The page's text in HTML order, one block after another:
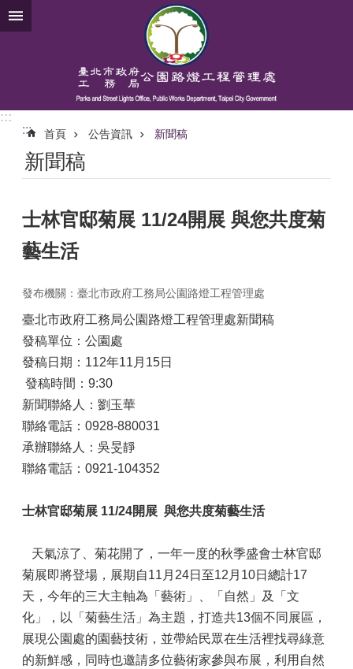
跳到主要內容區塊
:::
:::
首頁 公告資訊 新聞稿
新聞稿
士林官邸菊展 11/24開展 與您共度菊
藝生活
發布機關：臺北市政府工務局公園路燈工程管理處
臺北市政府工務局公園路燈工程管理處新聞稿
發稿單位：公園處
發稿日期：112年11月15日
發稿時間：9:30
新聞聯絡人：劉玉華
聯絡電話：0928-880031
承辦聯絡人：吳旻靜
聯絡電話：0921-104352
士林官邸菊展 11/24開展 與您共度菊藝生活
天氣涼了、菊花開了，一年一度的秋季盛會士林官邸
菊展即將登場，展期自11月24日至12月10日總計17
天，今年的三大主軸為「藝術」、「自然」及「文
化」，以「菊藝生活」為主題，打造共13個不同展區，
展現公園處的園藝技術，並帶給民眾在生活裡找尋綠意
的新鮮感，同時也邀請多位藝術家參與布展，利用自然